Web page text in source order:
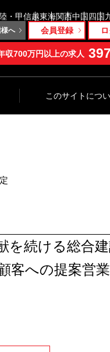
・甲信越東海関西中国四国
へ 会員登録
収700万円以上の求人
このサイトにつ
を続ける総合
客への提案営